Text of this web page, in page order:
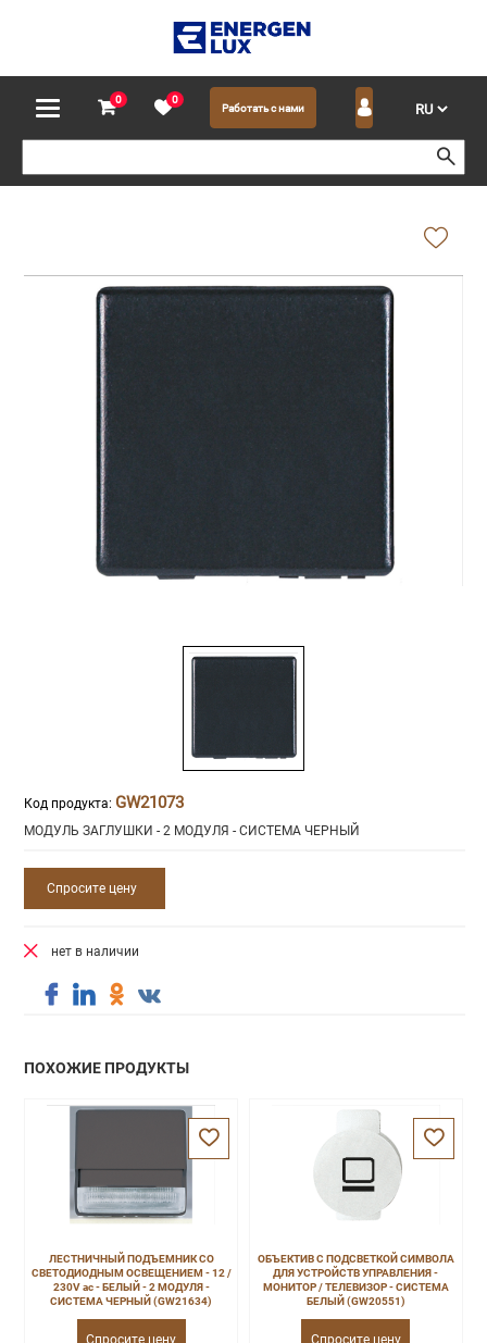
0 0
Работать с нами
Код продукта: GW21073
МОДУЛЬ ЗАГЛУШКИ - 2 МОДУЛЯ - СИСТЕМА ЧЕРНЫЙ
Спросите цену
нет в наличии
ПОХОЖИЕ ПРОДУКТЫ
ЛЕСТНИЧНЫЙ ПОДЪЕМНИК СО
СВЕТОДИОДНЫМ ОСВЕЩЕНИЕМ - 12 /
230V ac - БЕЛЫЙ - 2 МОДУЛЯ -
СИСТЕМА ЧЕРНЫЙ (GW21634)
Спросите цену
ОБЪЕКТИВ С ПОДСВЕТКОЙ СИМВОЛА
ДЛЯ УСТРОЙСТВ УПРАВЛЕНИЯ -
МОНИТОР / ТЕЛЕВИЗОР - СИСТЕМА
БЕЛЫЙ (GW20551)
Спросите цену